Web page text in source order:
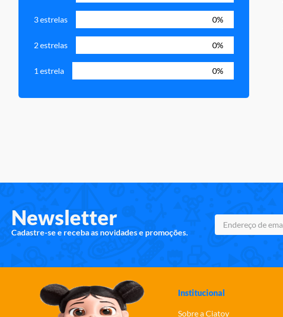
3 estrelas 0%
2 estrelas 0%
1 estrela 0%
Newsletter
Cadastre-se e receba as novidades e promoções.
Institucional
Sobre a Ciatoy